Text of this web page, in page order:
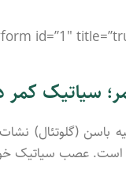
سیاتیک کمر
باسن (گلوتئال)
عصب سیاتیک